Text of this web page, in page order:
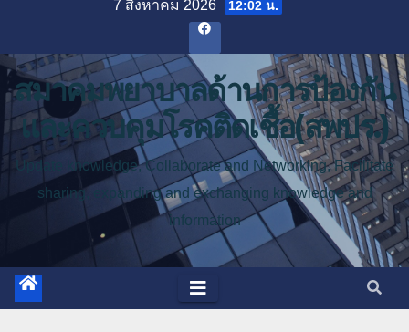
7 สิงหาคม 2026 12:02 น.
สมาคมพยาบาลด้านการป้องกัน
และควบคุมโรคติดเชื้อ(สพปร.)
Update knowledge, Collaborate and Networking, Facilitate
sharing, expanding and exchanging knowledge and
information